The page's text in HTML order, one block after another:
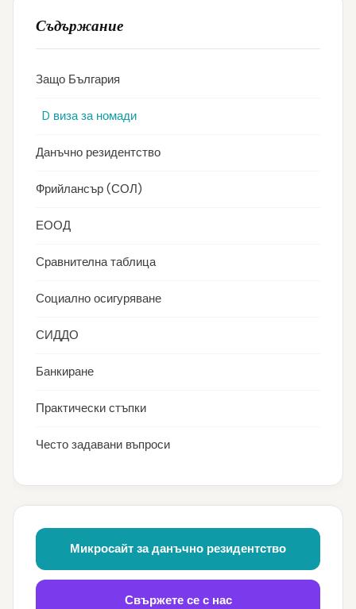
Съдържание
Защо България
D виза за номади
Данъчно резидентство
Фрийлансър (СОЛ)
ЕООД
Сравнителна таблица
Социално осигуряване
СИДДО
Банкиране
Практически стъпки
Често задавани въпроси
Микросайт за данъчно резидентство
Свържете се с нас